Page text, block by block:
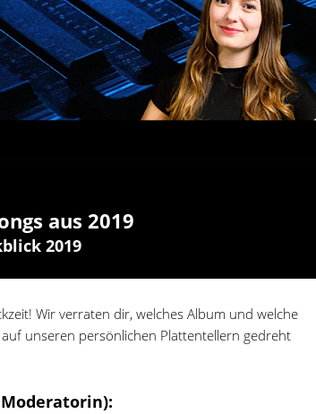
aus 2019
2019
Wir verraten dir, welches Album und welche
unseren persönlichen Plattentellern gedreht